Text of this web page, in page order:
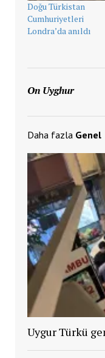
Doğu Türkistan
Cumhuriyetleri
Londra’da anıldı
On Uyghur
Daha fazla Genel
Uygur Türkü